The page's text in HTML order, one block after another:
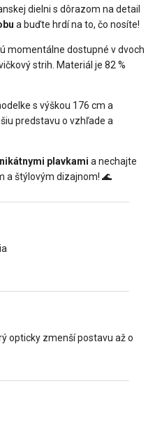
dielni s dôrazom na detail
a buďte hrdí na to, čo nosíte!
momentálne dostupné v dvoch
strih. Materiál je 82 %
s výškou 176 cm a
predstavu o vzhľade a
plavkami a nechajte
a štýlovým dizajnom! 🌊
opticky zmenší postavu až o